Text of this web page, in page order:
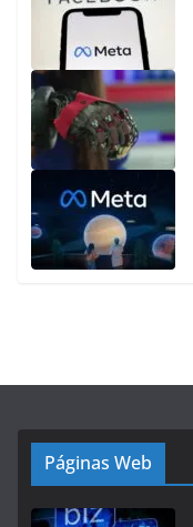
Páginas Web